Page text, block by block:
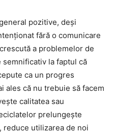
pozitive, deși
fără o comunicare
a problemelor de
la faptul că
ca un progres
ales că nu trebuie să facem
calitatea sau
prelungește
reduce utilizarea de noi